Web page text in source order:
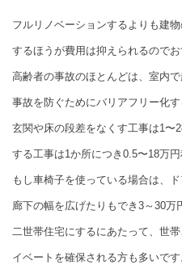
フルリノベーションするよりも建
するほうが費用は抑えられるのでお
高齢者の事故のほとんどは、室内
事故を防ぐためにバリアフリー化す
玄関や床の段差をなくす工事は1〜
する工事は1か所につき0.5〜18万円
もし車椅子を使っている場合は、
廊下の幅を広げたりもでき3～30万
二世帯住宅にするにあたって、世
イベートを確保される方も多いです